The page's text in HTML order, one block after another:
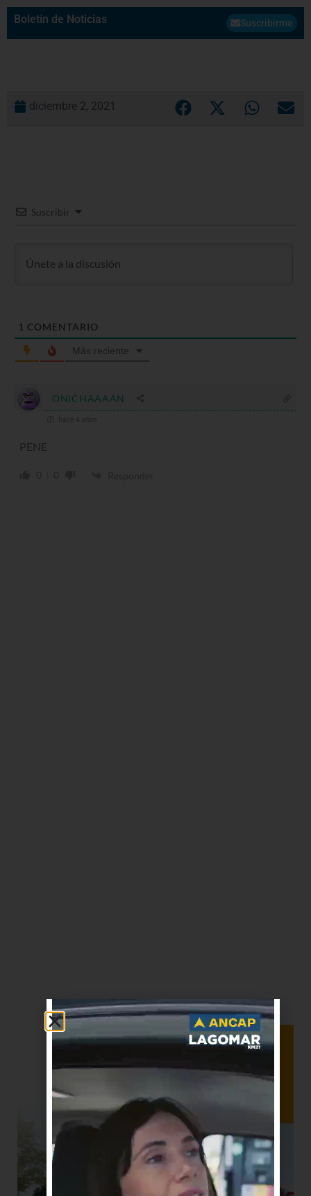
Boletín de Noticias Suscribirme
diciembre 2, 2021
Suscribir
1 COMENTARIO
Más reciente
ONICHAAAAN
PENE